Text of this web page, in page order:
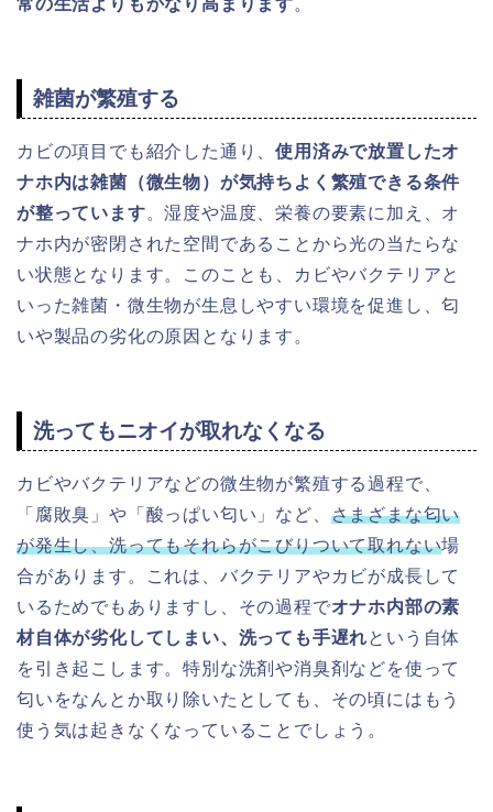
雑菌が繁殖する
カビの項目でも紹介した通り、使用済みで放置したオ
ナホ内は雑菌（微生物）が気持ちよく繁殖できる条件
が整っています。湿度や温度、栄養の要素に加え、オ
ナホ内が密閉された空間であることから光の当たらな
い状態となります。このことも、カビやバクテリアと
いった雑菌・微生物が生息しやすい環境を促進し、匂
いや製品の劣化の原因となります。
洗ってもニオイが取れなくなる
カビやバクテリアなどの微生物が繁殖する過程で、
「腐敗臭」や「酸っぱい匂い」など、 さまざまな匂い
が発生し、洗ってもそれらがこびりついて取れない場
合があります。これは、バクテリアやカビが成長して
いるためでもありますし、その過程でオナホ内部の素
材自体が劣化してしまい、洗っても手遅れという自体
を引き起こします。特別な洗剤や消臭剤などを使って
匂いをなんとか取り除いたとしても、その頃にはもう
使う気は起きなくなっていることでしょう。